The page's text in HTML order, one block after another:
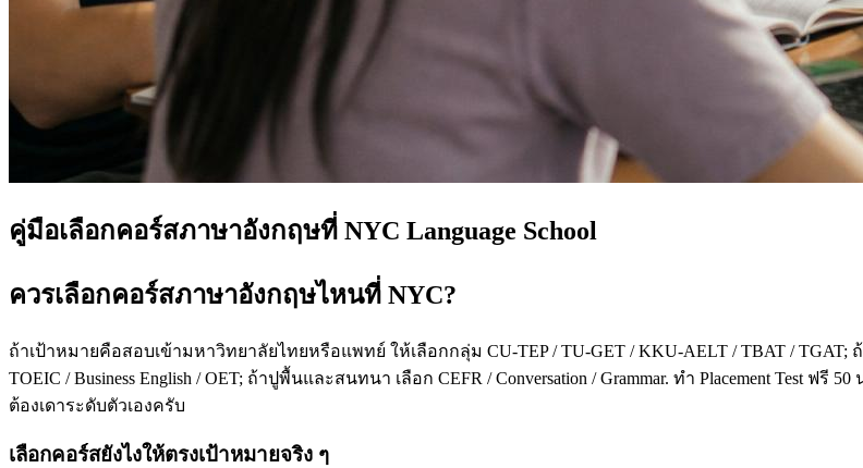
คู่มือเลือกคอร์สภาษาอังกฤษที่ NYC Language School
ควรเลือกคอร์สภาษาอังกฤษไหนที่ NYC?
ถ้าเป้าหมายคือสอบเข้ามหาวิทยาลัยไทยหรือแพทย์ ให้เลือกกลุ่ม CU-TEP / TU-GET / KKU-AELT / TBAT / TGAT;
TOEIC / Business English / OET; ถ้าปูพื้นและสนทนา เลือก CEFR / Conversation / Grammar. ทำ Placement
ต้องเดาระดับตัวเองครับ
เลือกคอร์สยังไงให้ตรงเป้าหมายจริง ๆ